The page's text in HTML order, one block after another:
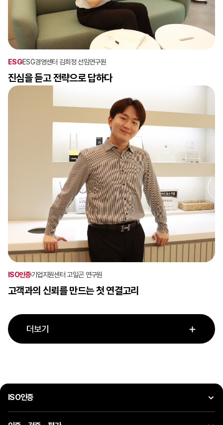
ESGESG경영센터 김희정 선임연구원
진심을 듣고 전략으로 답하다
ISO인증기업지원센터 고일곤 연구원
고객과의 신뢰를 만드는 첫 연결고리
더보기
ISO인증